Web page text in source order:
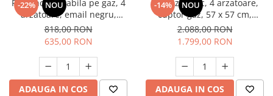
-22% NOU
Plita incorporabila pe gaz, 4
arzatoare, email negru,
gratare din fonta, aprindere
electrica, Samus
818,00 RON
635,00 RON
ADAUGA IN COS
-14% NOU
Aragaz rustic, 4 arzatoare,
cuptor gaz, 57 x 57 cm,
rotisor, grill, ventilatie,
aprindere electrica, gratare
fonta, negru + plita inox,
Studio Casa Marco
2.088,00 RON
1.799,00 RON
ADAUGA IN COS